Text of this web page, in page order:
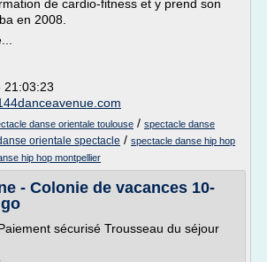
de cardio-fitness et y prend son
en 2008.
21:03:23
danse orientale toulouse / spectacle danse
orientale spectacle / spectacle danse hip hop
hip hop montpellier
- Colonie de vacances 10-
sécurisé Trousseau du séjour